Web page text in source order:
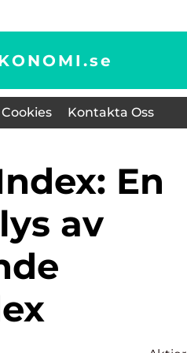
se
Cookies Kontakta Oss
av